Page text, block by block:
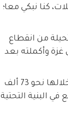
كنا نبكي معا؛
من انقطاع
غزة وأكملته بعد
الإبادة الإسرائيلية في غزة التي اندلعت في 7 أكتوبر/تشرين الأول 2023 سقط خلالها نحو 73 ألف
في البنية التحتية